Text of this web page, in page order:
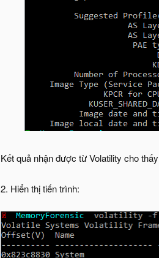
Kết quả nhận được từ Volatility cho
2. Hiển thị tiến trình: